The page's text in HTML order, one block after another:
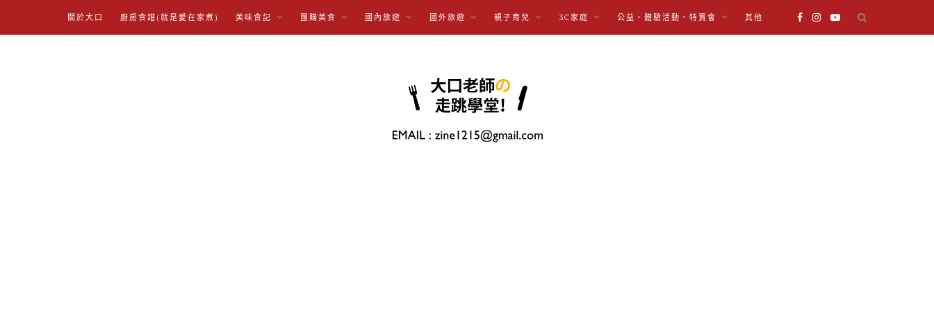
關於大口 廚房食譜(就是愛在家煮) 美味食記 團購美食 國內旅遊 國外旅遊 親子育兒 3C家庭 公益、體驗活動、特賣會 其他